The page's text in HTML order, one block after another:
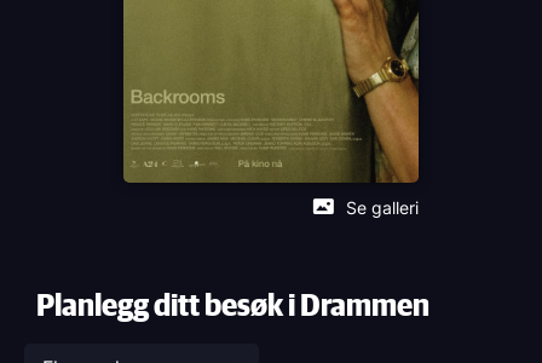
Se galleri
Planlegg ditt besøk i Drammen